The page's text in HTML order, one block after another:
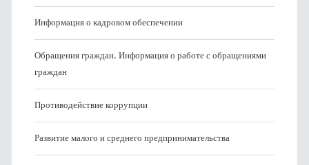
Информация о кадровом обеспечении
Обращения граждан. Информация о работе с обращениями
граждан
Противодействие коррупции
Развитие малого и среднего предпринимательства